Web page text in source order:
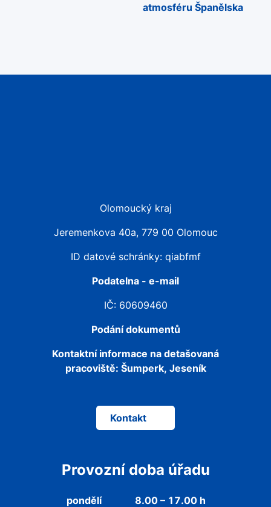
atmosféru Španělska
Olomoucký kraj
Jeremenkova 40a, 779 00 Olomouc
ID datové schránky: qiabfmf
Podatelna - e-mail
IČ: 60609460
Podání dokumentů
Kontaktní informace na detašovaná
pracoviště: Šumperk, Jeseník
Kontakt
Provozní doba úřadu
pondělí
8.00 – 17.00 h